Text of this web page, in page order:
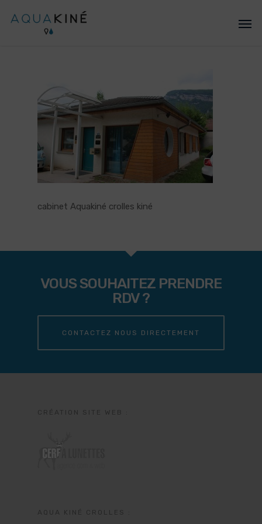
cabinet Aquakiné crolles kiné
VOUS SOUHAITEZ PRENDRE
RDV ?
CONTACTEZ NOUS DIRECTEMENT
CRÉATION SITE WEB :
AQUA KINÉ CROLLES :